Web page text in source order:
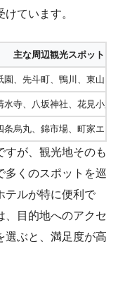
ています。
主な周辺観光スポット
園、先斗町、鴨川、東山
水寺、八坂神社、花見小路
条烏丸、錦市場、町家エリ
すが、観光地そのも
多くのスポットを巡
テルが特に便利で
、目的地へのアクセ
選ぶと、満足度が高